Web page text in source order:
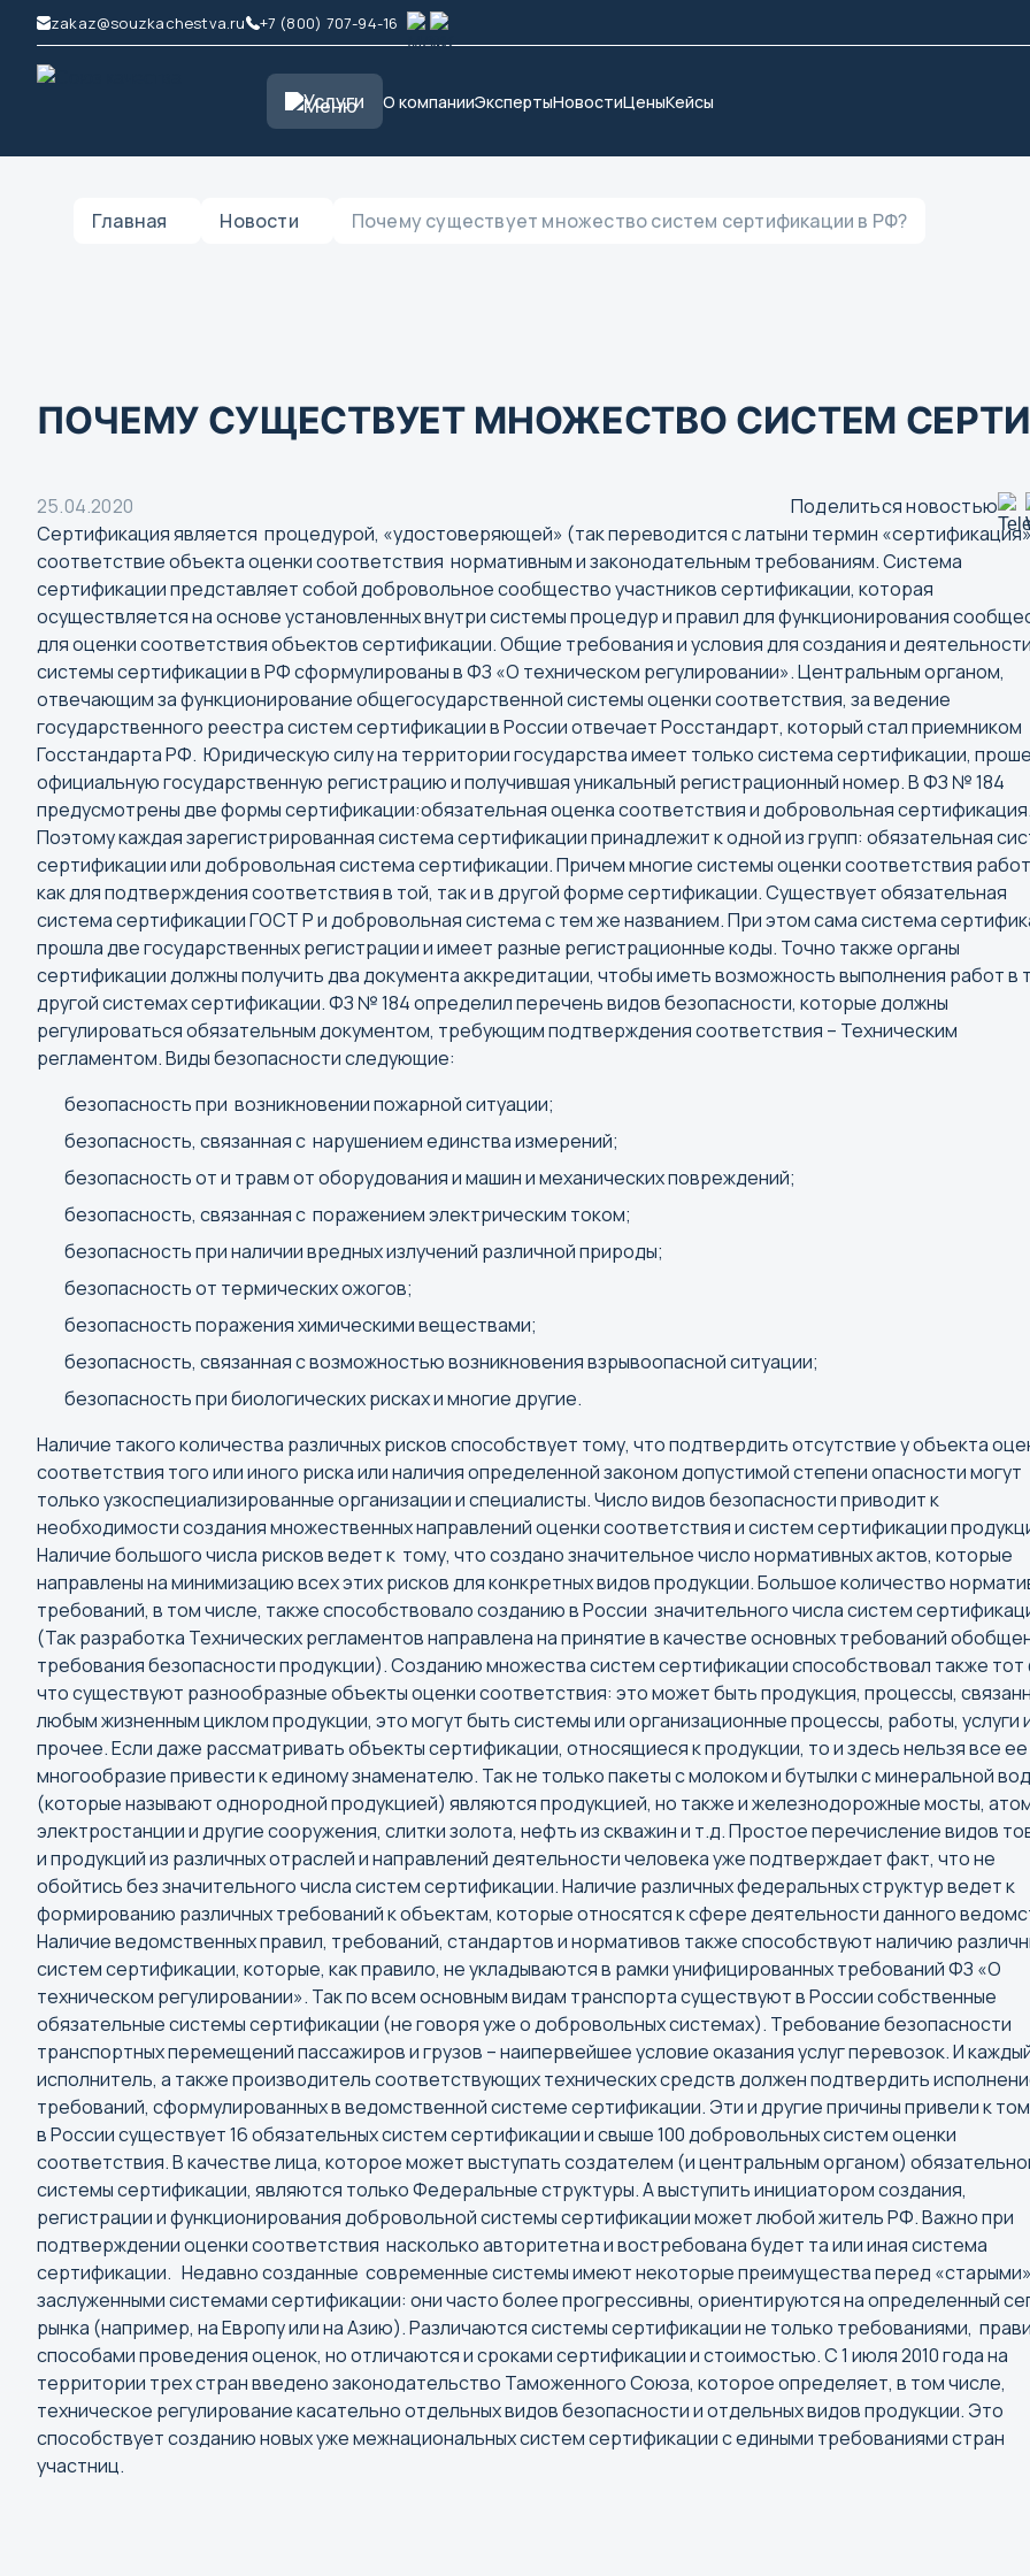
zakaz@souzkachestva.ru +7 (800) 707-94-16
Услуги О компанииЭкспертыНовостиЦеныКейсы
Главная Новости Почему существует множество систем сертификации в РФ?
ПОЧЕМУ СУЩЕСТВУЕТ МНОЖЕСТВО СИСТЕМ
25.04.2020
Поделиться новостью
Сертификация является процедурой, «удостоверяющей» (так переводится с латыни термин
соответствие объекта оценки соответствия нормативным и законодательным требованиям. Система
сертификации представляет собой добровольное сообщество участников сертификации, которая
осуществляется на основе установленных внутри системы процедур и правил для функционирования
для оценки соответствия объектов сертификации. Общие требования и условия для создания и деятельности
системы сертификации в РФ сформулированы в ФЗ «О техническом регулировании». Центральным органом,
отвечающим за функционирование общегосударственной системы оценки соответствия, за ведение
государственного реестра систем сертификации в России отвечает Росстандарт, который стал приемником
Госстандарта РФ. Юридическую силу на территории государства имеет только система сертификации,
официальную государственную регистрацию и получившая уникальный регистрационный номер. В ФЗ № 184
предусмотрены две формы сертификации:обязательная оценка соответствия и добровольная сертификация.
Поэтому каждая зарегистрированная система сертификации принадлежит к одной из групп: обязательная
сертификации или добровольная система сертификации. Причем многие системы оценки соответствия
как для подтверждения соответствия в той, так и в другой форме сертификации. Существует обязательная
система сертификации ГОСТ Р и добровольная система с тем же названием. При этом сама система
прошла две государственных регистрации и имеет разные регистрационные коды. Точно также органы
сертификации должны получить два документа аккредитации, чтобы иметь возможность выполнения работ в
другой системах сертификации. ФЗ № 184 определил перечень видов безопасности, которые должны
регулироваться обязательным документом, требующим подтверждения соответствия – Техническим
регламентом. Виды безопасности следующие:
безопасность при возникновении пожарной ситуации;
безопасность, связанная с нарушением единства измерений;
безопасность от и травм от оборудования и машин и механических повреждений;
безопасность, связанная с поражением электрическим током;
безопасность при наличии вредных излучений различной природы;
безопасность от термических ожогов;
безопасность поражения химическими веществами;
безопасность, связанная с возможностью возникновения взрывоопасной ситуации;
безопасность при биологических рисках и многие другие.
Наличие такого количества различных рисков способствует тому, что подтвердить отсутствие у объекта
соответствия того или иного риска или наличия определенной законом допустимой степени опасности могут
только узкоспециализированные организации и специалисты. Число видов безопасности приводит к
необходимости создания множественных направлений оценки соответствия и систем сертификации
Наличие большого числа рисков ведет к тому, что создано значительное число нормативных актов, которые
направлены на минимизацию всех этих рисков для конкретных видов продукции. Большое количество
требований, в том числе, также способствовало созданию в России значительного числа систем
(Так разработка Технических регламентов направлена на принятие в качестве основных требований
требования безопасности продукции). Созданию множества систем сертификации способствовал также тот
что существуют разнообразные объекты оценки соответствия: это может быть продукция, процессы,
любым жизненным циклом продукции, это могут быть системы или организационные процессы, работы, услуги
прочее. Если даже рассматривать объекты сертификации, относящиеся к продукции, то и здесь нельзя все ее
многообразие привести к единому знаменателю. Так не только пакеты с молоком и бутылки с минеральной
(которые называют однородной продукцией) являются продукцией, но также и железнодорожные мосты,
электростанции и другие сооружения, слитки золота, нефть из скважин и т.д. Простое перечисление видов
и продукций из различных отраслей и направлений деятельности человека уже подтверждает факт, что не
обойтись без значительного числа систем сертификации. Наличие различных федеральных структур ведет к
формированию различных требований к объектам, которые относятся к сфере деятельности данного
Наличие ведомственных правил, требований, стандартов и нормативов также способствуют наличию
систем сертификации, которые, как правило, не укладываются в рамки унифицированных требований ФЗ «О
техническом регулировании». Так по всем основным видам транспорта существуют в России собственные
обязательные системы сертификации (не говоря уже о добровольных системах). Требование безопасности
транспортных перемещений пассажиров и грузов – наипервейшее условие оказания услуг перевозок. И
исполнитель, а также производитель соответствующих технических средств должен подтвердить
требований, сформулированных в ведомственной системе сертификации. Эти и другие причины привели к
в России существует 16 обязательных систем сертификации и свыше 100 добровольных систем оценки
соответствия. В качестве лица, которое может выступать создателем (и центральным органом)
системы сертификации, являются только Федеральные структуры. А выступить инициатором создания,
регистрации и функционирования добровольной системы сертификации может любой житель РФ. Важно при
подтверждении оценки соответствия насколько авторитетна и востребована будет та или иная система
сертификации. Недавно созданные современные системы имеют некоторые преимущества перед «старыми»
заслуженными системами сертификации: они часто более прогрессивны, ориентируются на определенный
рынка (например, на Европу или на Азию). Различаются системы сертификации не только требованиями,
способами проведения оценок, но отличаются и сроками сертификации и стоимостью. С 1 июля 2010 года на
территории трех стран введено законодательство Таможенного Союза, которое определяет, в том числе,
техническое регулирование касательно отдельных видов безопасности и отдельных видов продукции. Это
способствует созданию новых уже межнациональных систем сертификации с едиными требованиями стран
участниц.
Выбор города
Поиск города
А
Абакан
Анадырь
Архангельск
Б
Барнаул
Белгород
В
Йошкар-Ола
Казань
Калининград
Калуга
Кемерово
Киров
Кострома
Краснодар
Красноярск
Курган
Курск
Кызыл
Липецк
М
Магадан
Магас
Магнитогорск
Майкоп
Махачкала
Москва
Мурманск
Н
Нальчик
Нарьян-Мар
Нижний Новгород
Нижний Тагил
Новокузнецк
Новороссийск
Новосибирск
Норильск
О
Омск
Оренбург
П
Пенза
Пермь
Петрозаводск
Петропавловск-Камчатск
Псков
Р
Ростов-на-Дону
Рязань
С
Самара
Санкт-
Саранск
Саратов